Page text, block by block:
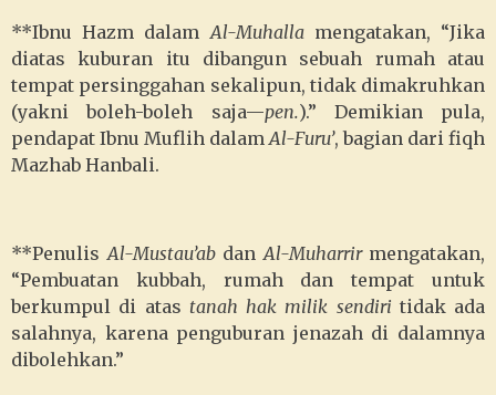
**Ibnu Hazm dalamAl-Muhallamengatakan, “Jika
diatas kuburan itu dibangun sebuah rumah atau
tempat persinggahan sekalipun, tidak dimakruhkan
(yakni boleh-boleh saja—pen.).” Demikian pula,
pendapat Ibnu Muflih dalamAl-Furu’, bagian dari fiqh
Mazhab Hanbali.
**PenulisAl-Mustau’abdanAl-Muharrirmengatakan,
“Pembuatan kubbah, rumah dan tempat untuk
berkumpul di atas tanah hak milik sendiri tidak ada
salahnya, karena penguburan jenazah di dalamnya
dibolehkan.”